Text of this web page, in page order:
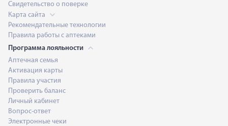
Свидетельство о поверке
Карта сайта
Рекомендательные технологии
Правила работы с аптеками
Программа лояльности
Аптечная семья
Активация карты
Правила участия
Проверить баланс
Личный кабинет
Вопрос-ответ
Электронные чеки